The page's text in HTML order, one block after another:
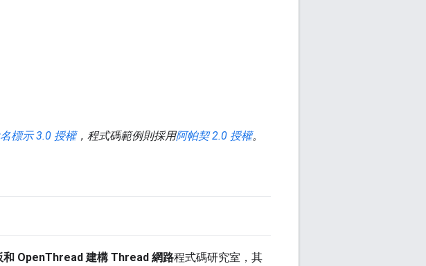
標示 3.0 授權，程式碼範例則採用阿帕契 2.0 授權。
和 OpenThread 建構 Thread 網路程式碼研究室，其